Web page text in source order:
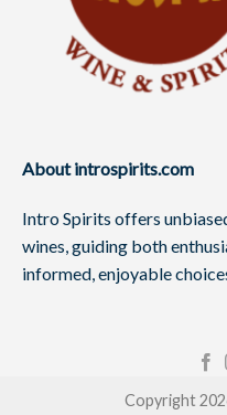
About introspirits.com
Intro Spirits offers
wines, guiding both
informed, enjoyable
Copyright